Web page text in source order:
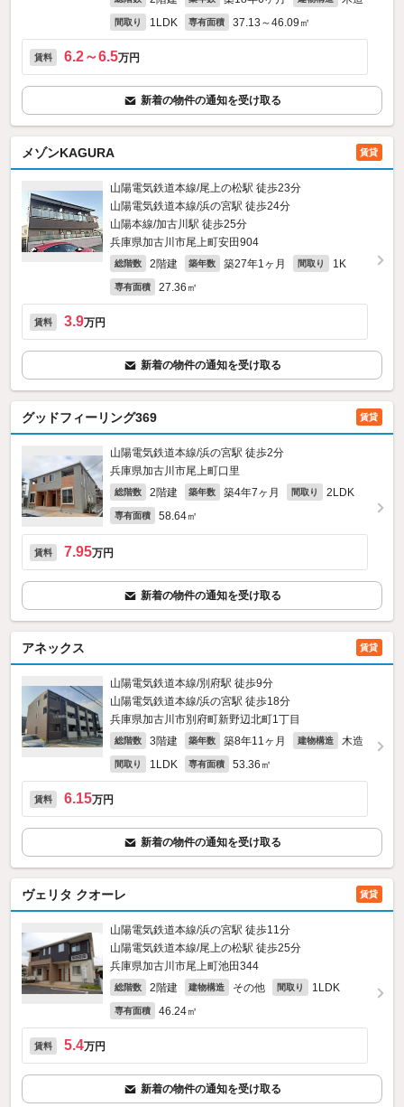
間取り 1LDK 専有面積 37.13～46.09㎡
賃料 6.2～6.5万円
新着の物件の通知を受け取る
メゾンKAGURA 賃貸
山陽電気鉄道本線/尾上の松駅 徒歩23分
山陽電気鉄道本線/浜の宮駅 徒歩24分
山陽本線/加古川駅 徒歩25分
兵庫県加古川市尾上町安田904
総階数 2階建 築年数 築27年1ヶ月 間取り 1K
専有面積 27.36㎡
賃料 3.9万円
新着の物件の通知を受け取る
グッドフィーリング369 賃貸
山陽電気鉄道本線/浜の宮駅 徒歩2分
兵庫県加古川市尾上町口里
総階数 2階建 築年数 築4年7ヶ月 間取り 2LDK
専有面積 58.64㎡
賃料 7.95万円
新着の物件の通知を受け取る
アネックス 賃貸
山陽電気鉄道本線/別府駅 徒歩9分
山陽電気鉄道本線/浜の宮駅 徒歩18分
兵庫県加古川市別府町新野辺北町1丁目
総階数 3階建 築年数 築8年11ヶ月 建物構造 木造
間取り 1LDK 専有面積 53.36㎡
賃料 6.15万円
新着の物件の通知を受け取る
ヴェリタ クオーレ 賃貸
山陽電気鉄道本線/浜の宮駅 徒歩11分
山陽電気鉄道本線/尾上の松駅 徒歩25分
兵庫県加古川市尾上町池田344
総階数 2階建 建物構造 その他 間取り 1LDK
専有面積 46.24㎡
賃料 5.4万円
新着の物件の通知を受け取る